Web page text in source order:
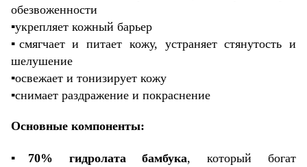
обезвоженности
▪️укрепляет кожный барьер
▪️смягчает и питает кожу, устраняет стянутость и
шелушение
▪️освежает и тонизирует кожу
▪️снимает раздражение и покраснение
Основные компоненты:
▪️ 70% гидролата бамбука, который богат